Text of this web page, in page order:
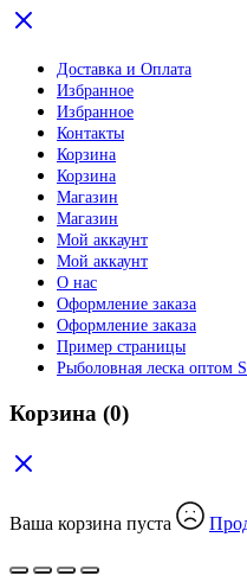
Доставка и Оплата
Избранное
Избранное
Контакты
Корзина
Корзина
Магазин
Магазин
Мой аккаунт
Мой аккаунт
О нас
Оформление заказа
Оформление заказа
Пример страницы
Рыболовная леска оптом
Корзина (0)
Ваша корзина пуста